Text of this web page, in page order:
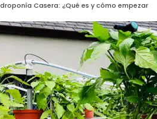
Casera: ¿Qué es y cómo empezar